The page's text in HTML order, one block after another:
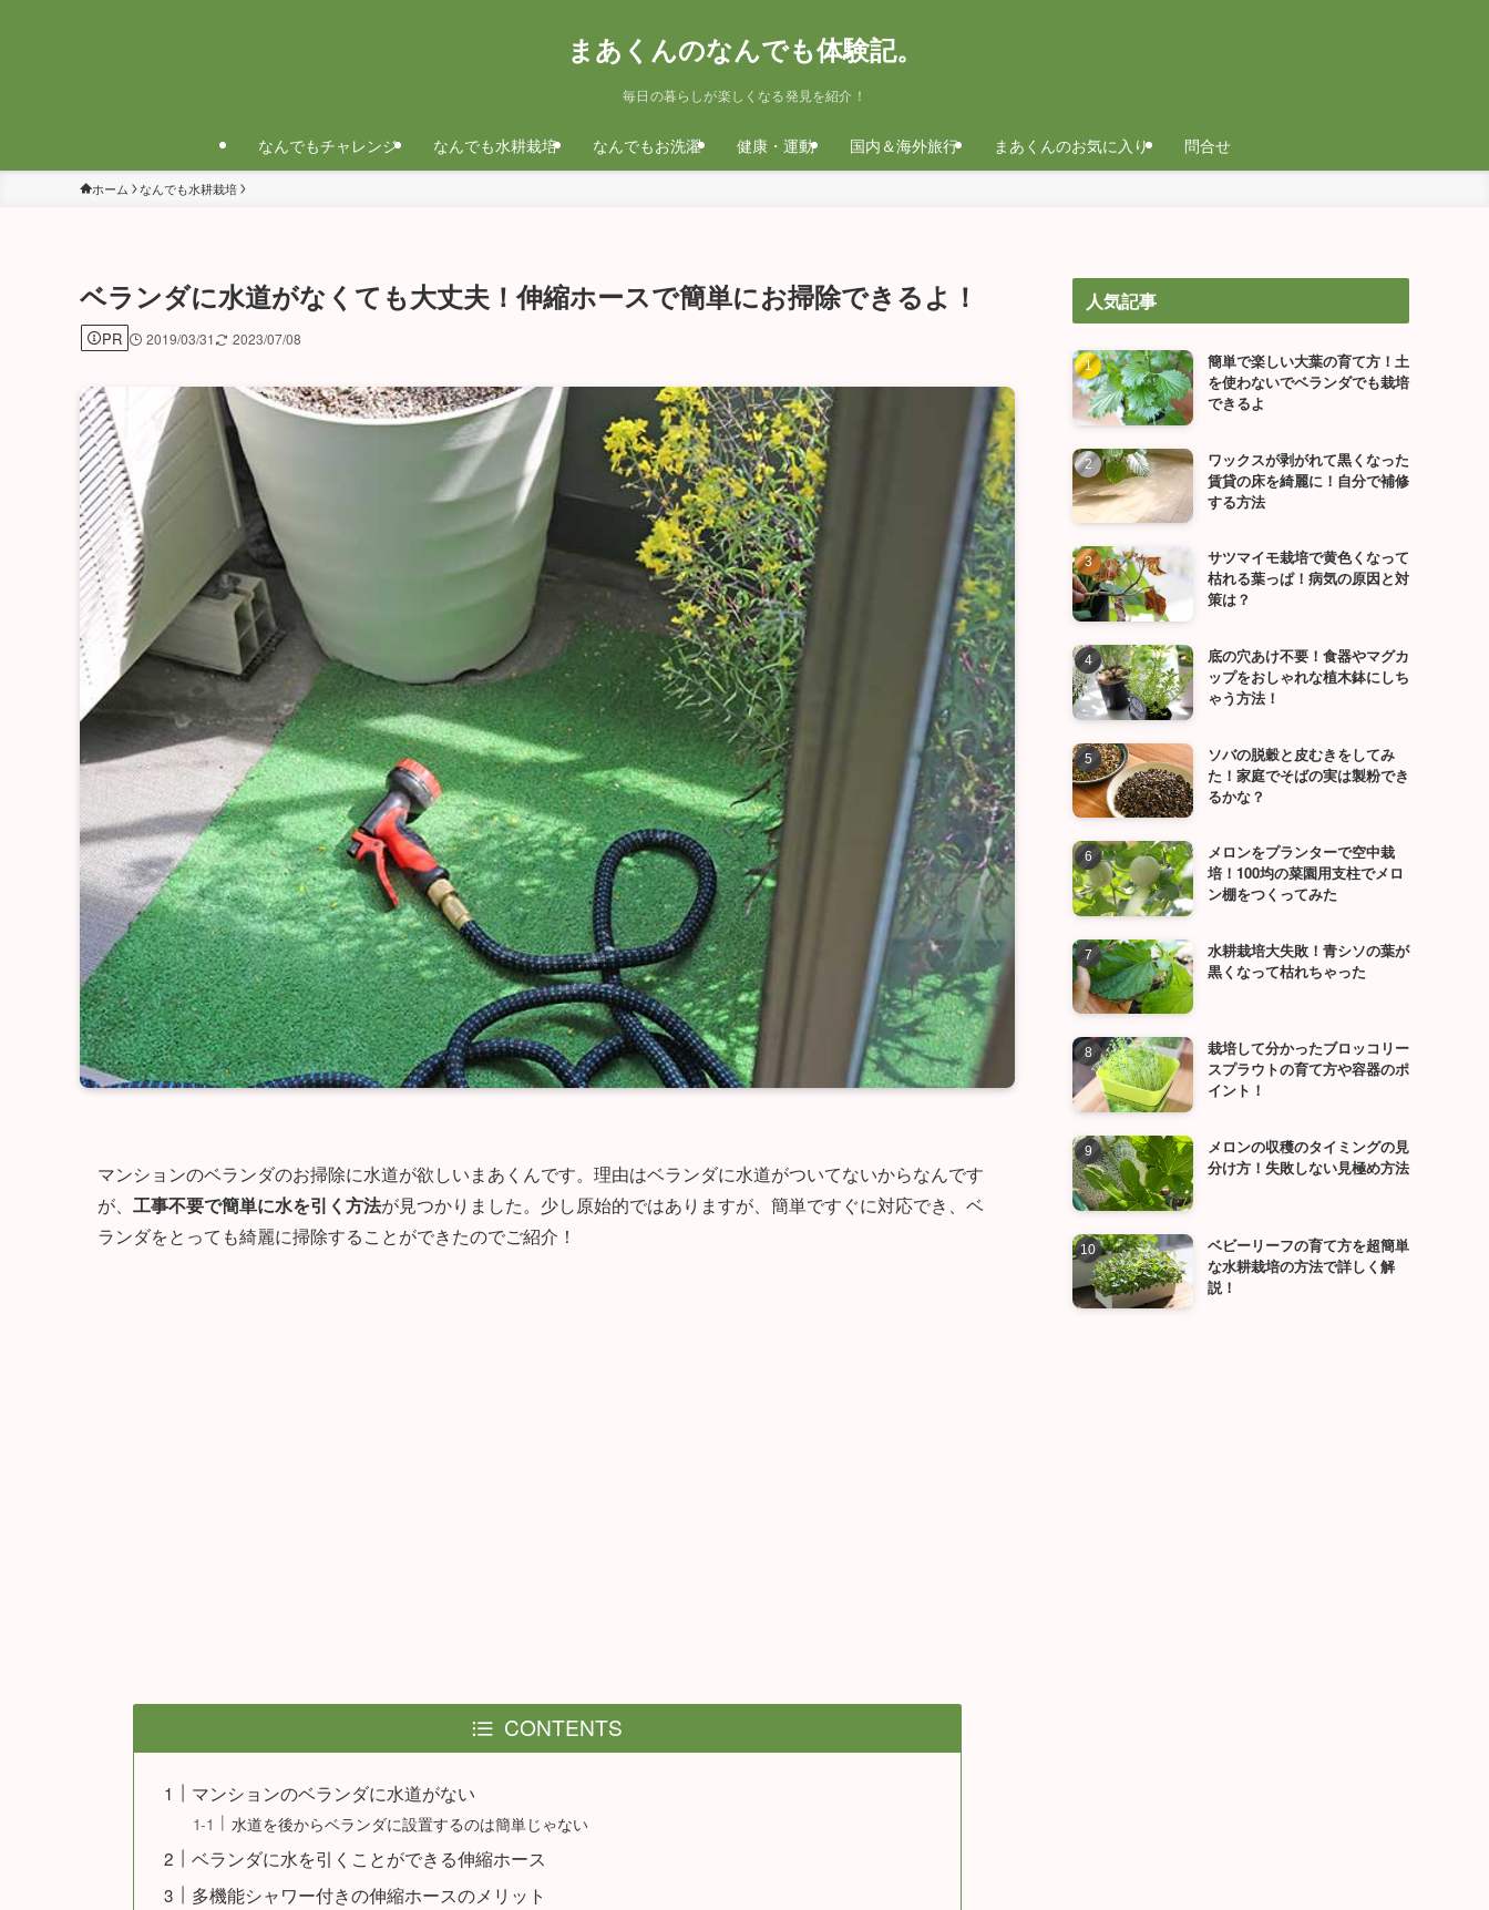
まあくんのなんでも体験記。
毎日の暮らしが楽しくなる発見を紹介！
なんでもチャレンジ なんでも水耕栽培 なんでもお洗濯 健康・運動 国内＆海外旅行 まあくんのお気に入り 問合せ
ホーム なんでも水耕栽培
ベランダに水道がなくても大丈夫！伸縮ホースで簡単にお掃除できるよ！
PR 2019/03/31 2023/07/08
マンションのベランダのお掃除に水道が欲しいまあくんです。理由はベランダに水道がついてないからなんです
が、 工事不要で簡単に水を引く方法が見つかりました。少し原始的ではありますが、簡単ですぐに対応でき、ベ
ランダをとっても綺麗に掃除することができたのでご紹介！
CONTENTS
マンションのベランダに水道がない
水道を後からベランダに設置するのは簡単じゃない
ベランダに水を引くことができる伸縮ホース
多機能シャワー付きの伸縮ホースのメリット
人気記事
簡単で楽しい大葉の育て方！土
を使わないでベランダでも栽培
できるよ
ワックスが剥がれて黒くなった
賃貸の床を綺麗に！自分で補修
する方法
サツマイモ栽培で黄色くなって
枯れる葉っぱ！病気の原因と対
策は？
底の穴あけ不要！食器やマグカ
ップをおしゃれな植木鉢にしち
ゃう方法！
ソバの脱穀と皮むきをしてみ
た！家庭でそばの実は製粉でき
るかな？
メロンをプランターで空中栽
培！100均の菜園用支柱でメロ
ン棚をつくってみた
水耕栽培大失敗！青シソの葉が
黒くなって枯れちゃった
栽培して分かったブロッコリー
スプラウトの育て方や容器のポ
イント！
メロンの収穫のタイミングの見
分け方！失敗しない見極め方法
ベビーリーフの育て方を超簡単
な水耕栽培の方法で詳しく解
説！